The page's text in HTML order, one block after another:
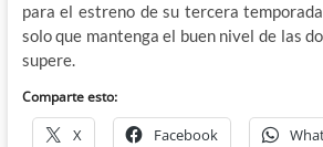
para el estreno de su tercera
solo que mantenga el buen nivel de las
supere.
Comparte esto:
X Facebook